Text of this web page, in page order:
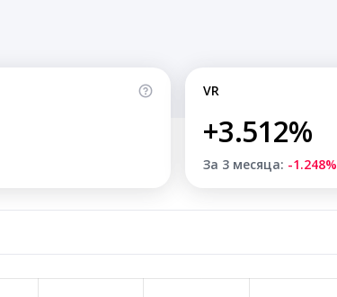
VR
+3.512%
За 3 месяца: -1.248%